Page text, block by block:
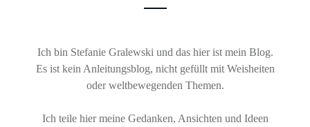
Ich bin Stefanie Gralewski und das hier ist mein Blog.
Es ist kein Anleitungsblog, nicht gefüllt mit Weisheiten
oder weltbewegenden Themen.
Ich teile hier meine Gedanken, Ansichten und Ideen